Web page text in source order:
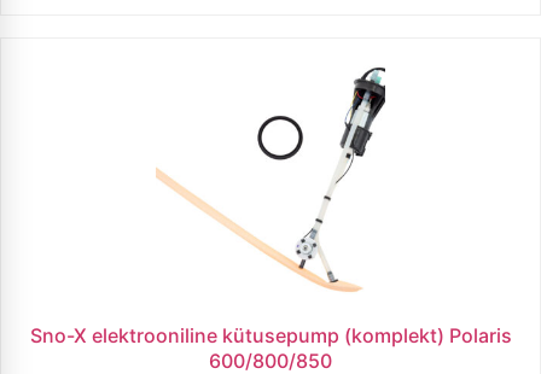
Sno-X elektrooniline kütusepump (komplekt) Polaris
600/800/850